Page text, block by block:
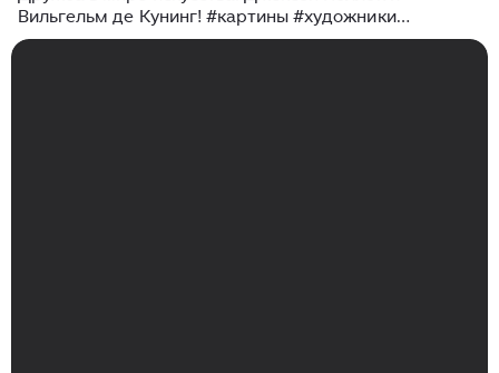
Вильгельм де Кунинг! #картины #художники
#культура #искусство #живопись #творчество